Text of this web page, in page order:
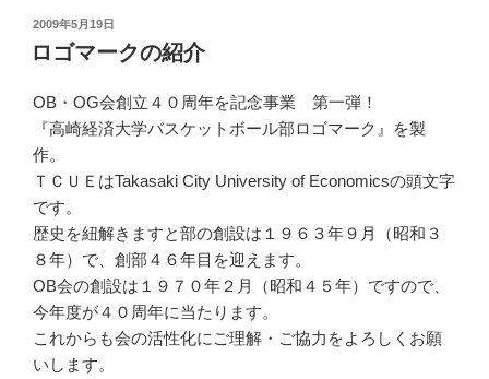
投
稿
日:
2009年5月19日
ロゴマークの紹介
OB・OG会創立４０周年を記念事業 第一弾！
『高崎経済大学バスケットボール部ロゴマーク』を製
作。
ＴＣＵＥはTakasaki City University of Economicsの頭文字
です。
歴史を紐解きますと部の創設は１９６３年９月（昭和３
８年）で、創部４６年目を迎えます。
OB会の創設は１９７０年２月（昭和４５年）ですので、
今年度が４０周年に当たります。
これからも会の活性化にご理解・ご協力をよろしくお願
いします。